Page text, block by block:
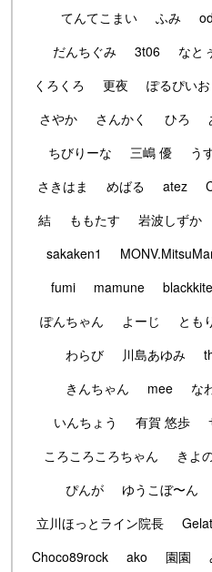
てんてこまい
ふみ
だんちぐみ
3t06 なとぅ
くろくろ
更夜 ぽるぴいお
さやか
さんかく ひろ
ちびりーな
三嶋 優 う
さきはま
めばる atez
結
ももたす 岩波しずか
sakaken1
fumi
mamune blackkite
ぽんちゃん
よーじ とも
わらび
川島あゆみ
きんちゃん
mee な
いんちょう
有賀 悠歩
ころころころちゃん
きよ
ぴんが
ゆうこぼ〜ん
立川ほっとライン院長
Choco89rock
ako 園園